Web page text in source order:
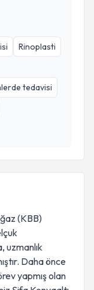
Rinoplasti
tedavisi
(KBB)
uzmanlık
Daha önce
yapmış olan